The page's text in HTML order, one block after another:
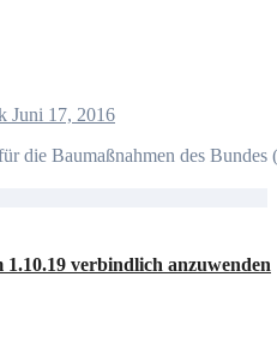
Juni 17, 2016
1.10.19 verbindlich anzuwenden